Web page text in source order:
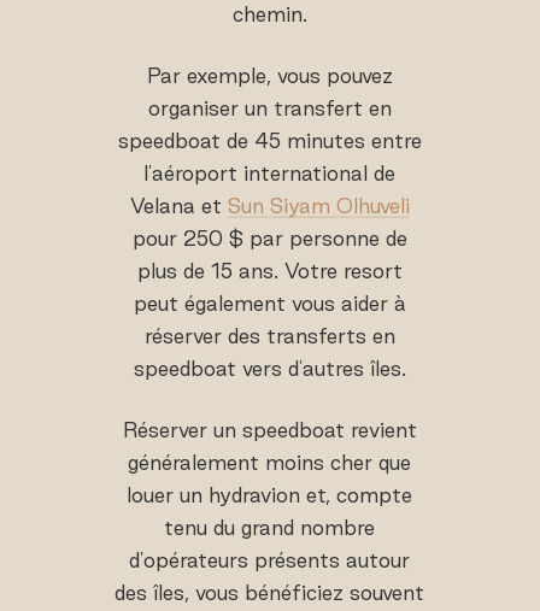
chemin.
Par exemple, vous pouvez
organiser un transfert en
speedboat de 45 minutes entre
l'aéroport international de
Velana et Sun Siyam Olhuveli
pour 250 $ par personne de
plus de 15 ans. Votre resort
peut également vous aider à
réserver des transferts en
speedboat vers d'autres îles.
Réserver un speedboat revient
généralement moins cher que
louer un hydravion et, compte
tenu du grand nombre
d'opérateurs présents autour
des îles, vous bénéficiez souvent